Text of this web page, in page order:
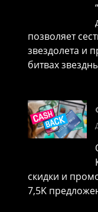
позволяет
звездолета и
битвах
скидки и
7,5K